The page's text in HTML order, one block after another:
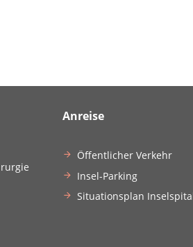
Anreise
Öffentlicher Verkehr
Insel-Parking
Situationsplan